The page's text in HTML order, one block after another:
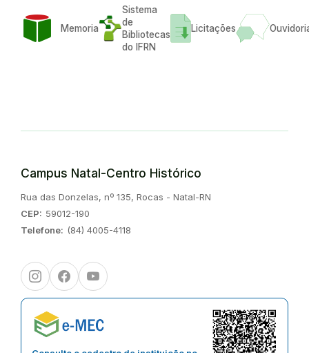
Memoria
Sistema
de
Bibliotecas
do IFRN
Licitações
Campus Natal-Centro Histórico
Endereço:
Rua das Donzelas, nº 135, Rocas - Natal-RN
CEP: 59012-190
Telefone: (84) 4005-4118
InstagramFacebook
Youtube